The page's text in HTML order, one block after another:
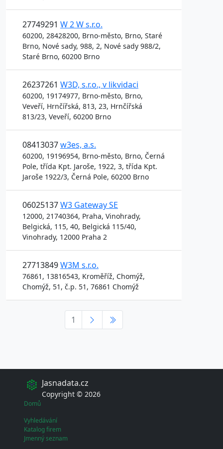
27749291 W 2 W s.r.o.
60200, 28428200, Brno-město, Brno, Staré
Brno, Nové sady, 988, 2, Nové sady 988/2,
Staré Brno, 60200 Brno
26237261 W3D, s.r.o., v likvidaci
60200, 19174977, Brno-město, Brno,
Veveří, Hrnčířská, 813, 23, Hrnčířská
813/23, Veveří, 60200 Brno
08413037w3es, a.s.
60200, 19196954, Brno-město, Brno, Černá
Pole, třída Kpt. Jaroše, 1922, 3, třída Kpt.
Jaroše 1922/3, Černá Pole, 60200 Brno
06025137W3 Gateway SE
12000, 21740364, Praha, Vinohrady,
Belgická, 115, 40, Belgická 115/40,
Vinohrady, 12000 Praha 2
27713849W3M s.r.o.
76861, 13816543, Kroměříž, Chomýž,
Chomýž, 51, č.p. 51, 76861 Chomýž
1
Jasnadata.cz
Copyright © 2026
Domů
Vyhledávání
Katalog firem
Jmenný seznam